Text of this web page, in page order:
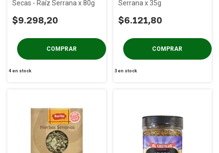
Secas - Raíz Serrana x 80g
$9.298,20
4en stock
Serrana x 35g
$6.121,80
3 en stock